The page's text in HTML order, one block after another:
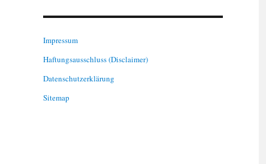
Impressum
Haftungsausschluss (Disclaimer)
Datenschutzerklärung
Sitemap